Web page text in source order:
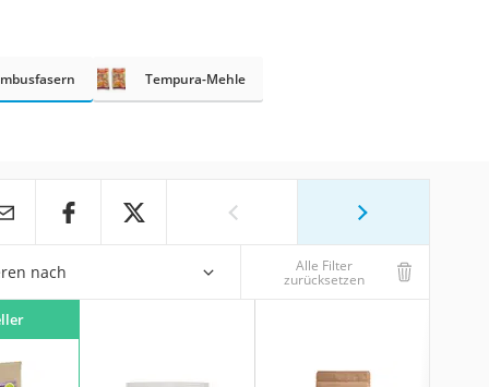
Tempura-Mehle
nach Alle Filter
zurücksetzen